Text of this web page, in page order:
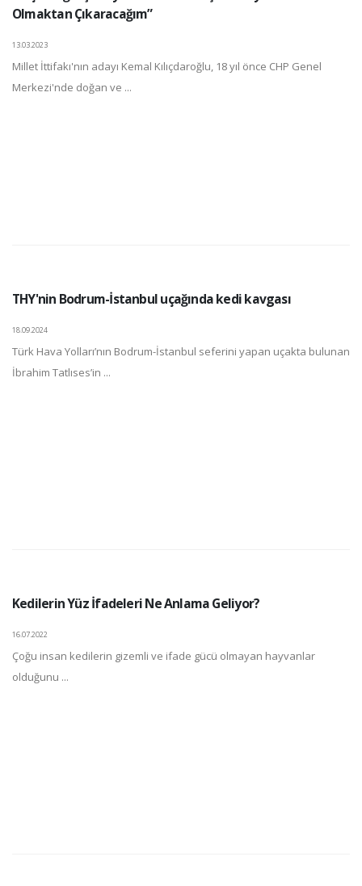
Olmaktan Çıkaracağım”
13.03.2023
Millet İttifakı'nın adayı Kemal Kılıçdaroğlu, 18 yıl önce CHP Genel
Merkezi'nde doğan ve ...
THY'nin Bodrum-İstanbul uçağında kedi kavgası
18.09.2024
Türk Hava Yolları’nın Bodrum-İstanbul seferini yapan uçakta bulunan
İbrahim Tatlıses’in ...
Kedilerin Yüz İfadeleri Ne Anlama Geliyor?
16.07.2022
Çoğu insan kedilerin gizemli ve ifade gücü olmayan hayvanlar
olduğunu ...